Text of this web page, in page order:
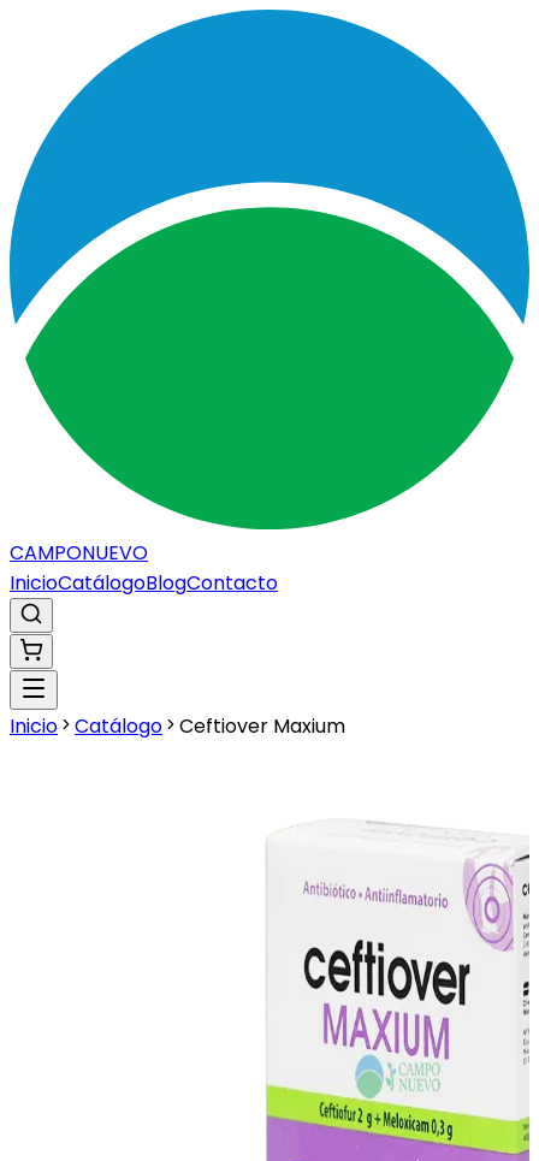
CAMPONUEVO
InicioCatálogoBlogContacto
Inicio Catálogo Ceftiover Maxium